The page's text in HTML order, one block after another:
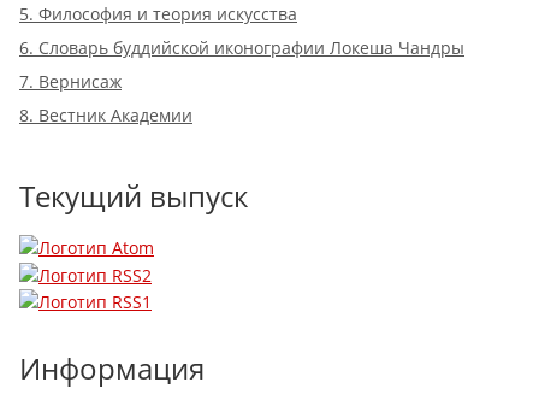
5. Философия и теория искусства
6. Словарь буддийской иконографии Локеша Чандры
7. Вернисаж
8. Вестник Академии
Текущий выпуск
Информация